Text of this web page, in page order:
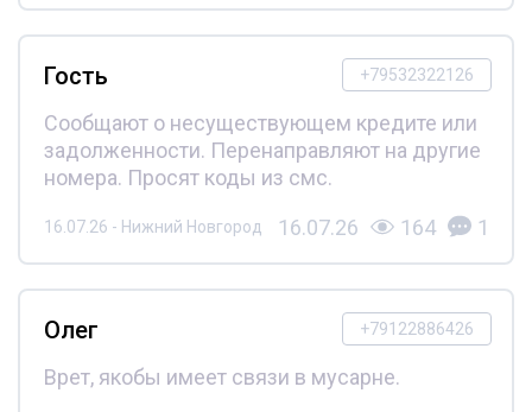
+79532322126
Гость
Сообщают о несуществующем кредите или
задолженности. Перенаправляют на другие
номера. Просят коды из смс.
16.07.26 - Нижний Новгород 16.07.26 164 1
+79122886426
Олег
Врет, якобы имеет связи в мусарне.